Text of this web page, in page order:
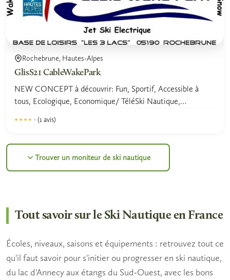
Rochebrune, Hautes-Alpes
GlisS21 CableWakePark
NEW CONCEPT à découvrir: Fun, Sportif, Accessible à
tous, Ecologique, Economique/ TéléSki Nautique,
★★★★★
★★★★★ (1 avis)
Trouver un moniteur de ski nautique
Tout savoir sur le Ski Nautique en France
Écoles, niveaux, saisons et équipements : retrouvez tout ce
qu'il faut savoir pour s'initier ou progresser en ski nautique,
du lac d'Annecy aux étangs du Sud-Ouest, avec les bons